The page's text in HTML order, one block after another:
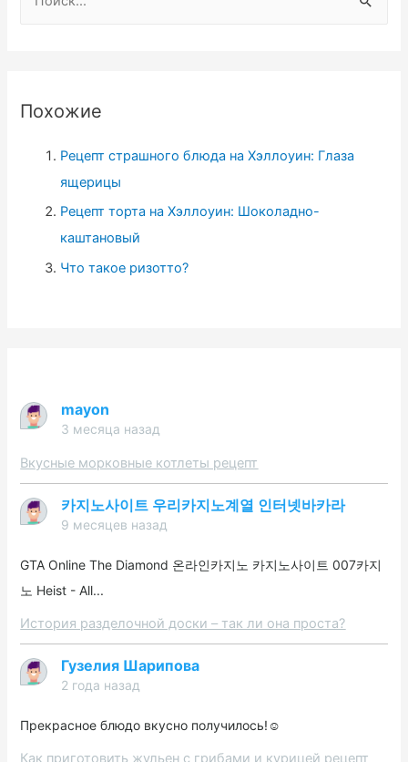
:Похожие
Рецепт страшного блюда на Хэллоуин: Глаза
ящерицы
Рецепт торта на Хэллоуин: Шоколадно-
каштановый
Что такое ризотто?
mayon
3 месяца назад
Вкусные морковные котлеты рецепт
카지노사이트 우리카지노계열 인터넷바카라
9 месяцев назад
GTA Online The Diamond 온라인카지노 카지노사이트 007카지
노 Heist - All...
История разделочной доски – так ли она проста?
Гузелия Шарипова
2 года назад
Прекрасное блюдо вкусно получилось!☺️
Как приготовить жульен с грибами и курицей рецепт